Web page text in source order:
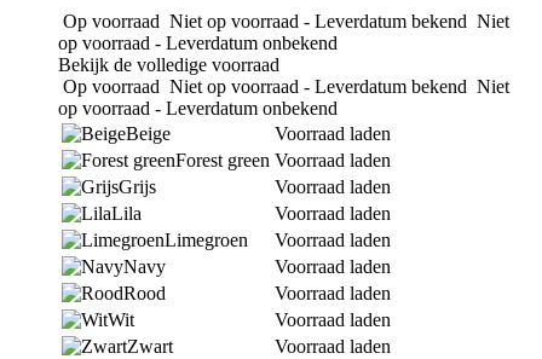
Op voorraad Niet op voorraad - Leverdatum bekend Niet
op voorraad - Leverdatum onbekend
Bekijk de volledige voorraad
Op voorraad Niet op voorraad - Leverdatum bekend Niet
op voorraad - Leverdatum onbekend
Beige
Voorraad laden
Forest green Voorraad laden
Grijs
Voorraad laden
Lila
Voorraad laden
Limegroen
Voorraad laden
Navy
Voorraad laden
Rood
Voorraad laden
Wit
Voorraad laden
Zwart
Voorraad laden